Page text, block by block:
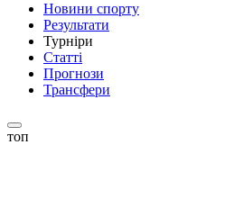
Новини спорту
Результати
Турніри
Статті
Прогнози
Трансфери
топ